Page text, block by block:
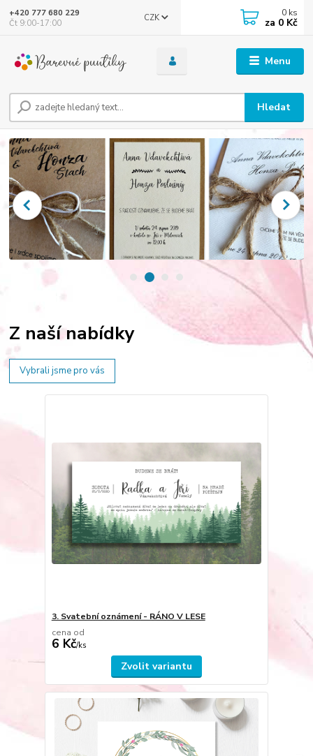
Menu
CZK
Hledat
+420 777 680 229
Čt 9:00-17:00
0 ks
za 0 Kč
Z naší nabídky
Vybrali jsme pro vás
3. Svatební oznámení - RÁNO V LESE
cena od
6 Kč/ks
Zvolit variantu